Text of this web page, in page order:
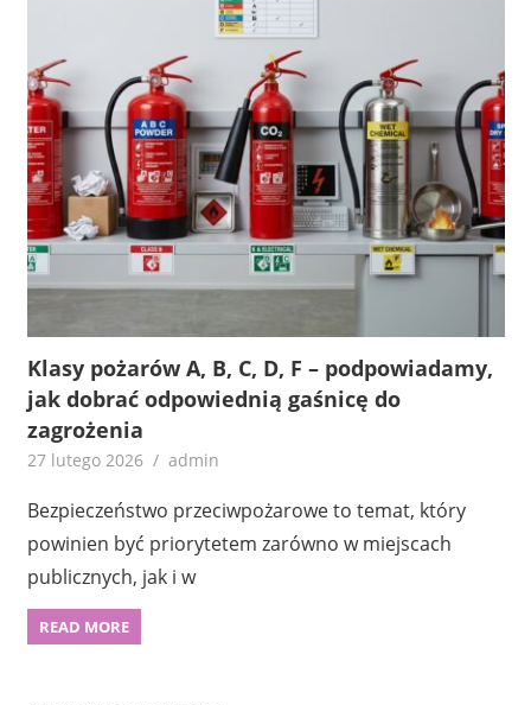
Klasy pożarów A, B, C, D, F – podpowiadamy,
jak dobrać odpowiednią gaśnicę do
zagrożenia
27 lutego 2026 admin
Bezpieczeństwo przeciwpożarowe to temat, który
powinien być priorytetem zarówno w miejscach
publicznych, jak i w
READ MORE